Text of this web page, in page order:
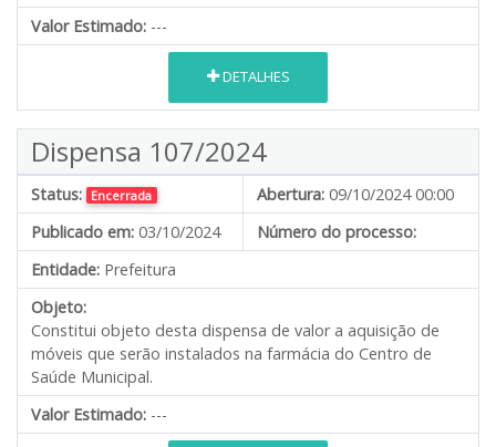
Valor Estimado: ---
DETALHES
Dispensa 107/2024
Status: Encerrada Abertura: 09/10/2024 00:00
Publicado em: 03/10/2024
Número do processo:
Entidade: Prefeitura
Objeto:
Constitui objeto desta dispensa de valor a aquisição de
móveis que serão instalados na farmácia do Centro de
Saúde Municipal.
Valor Estimado: ---